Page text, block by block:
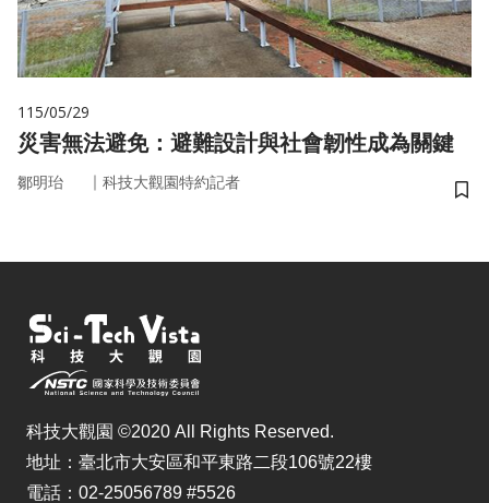
115/05/29
災害無法避免：避難設計與社會韌性成為關鍵
鄒明珆 ｜ 科技大觀園特約記者
儲
科技大觀園 ©2020 All Rights Reserved.
地址：臺北市大安區和平東路二段106號22樓
電話：02-25056789 #5526